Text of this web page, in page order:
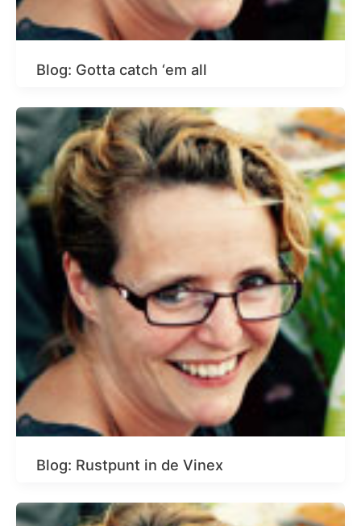
Blog: Gotta catch ‘em all
Blog: Rustpunt in de Vinex